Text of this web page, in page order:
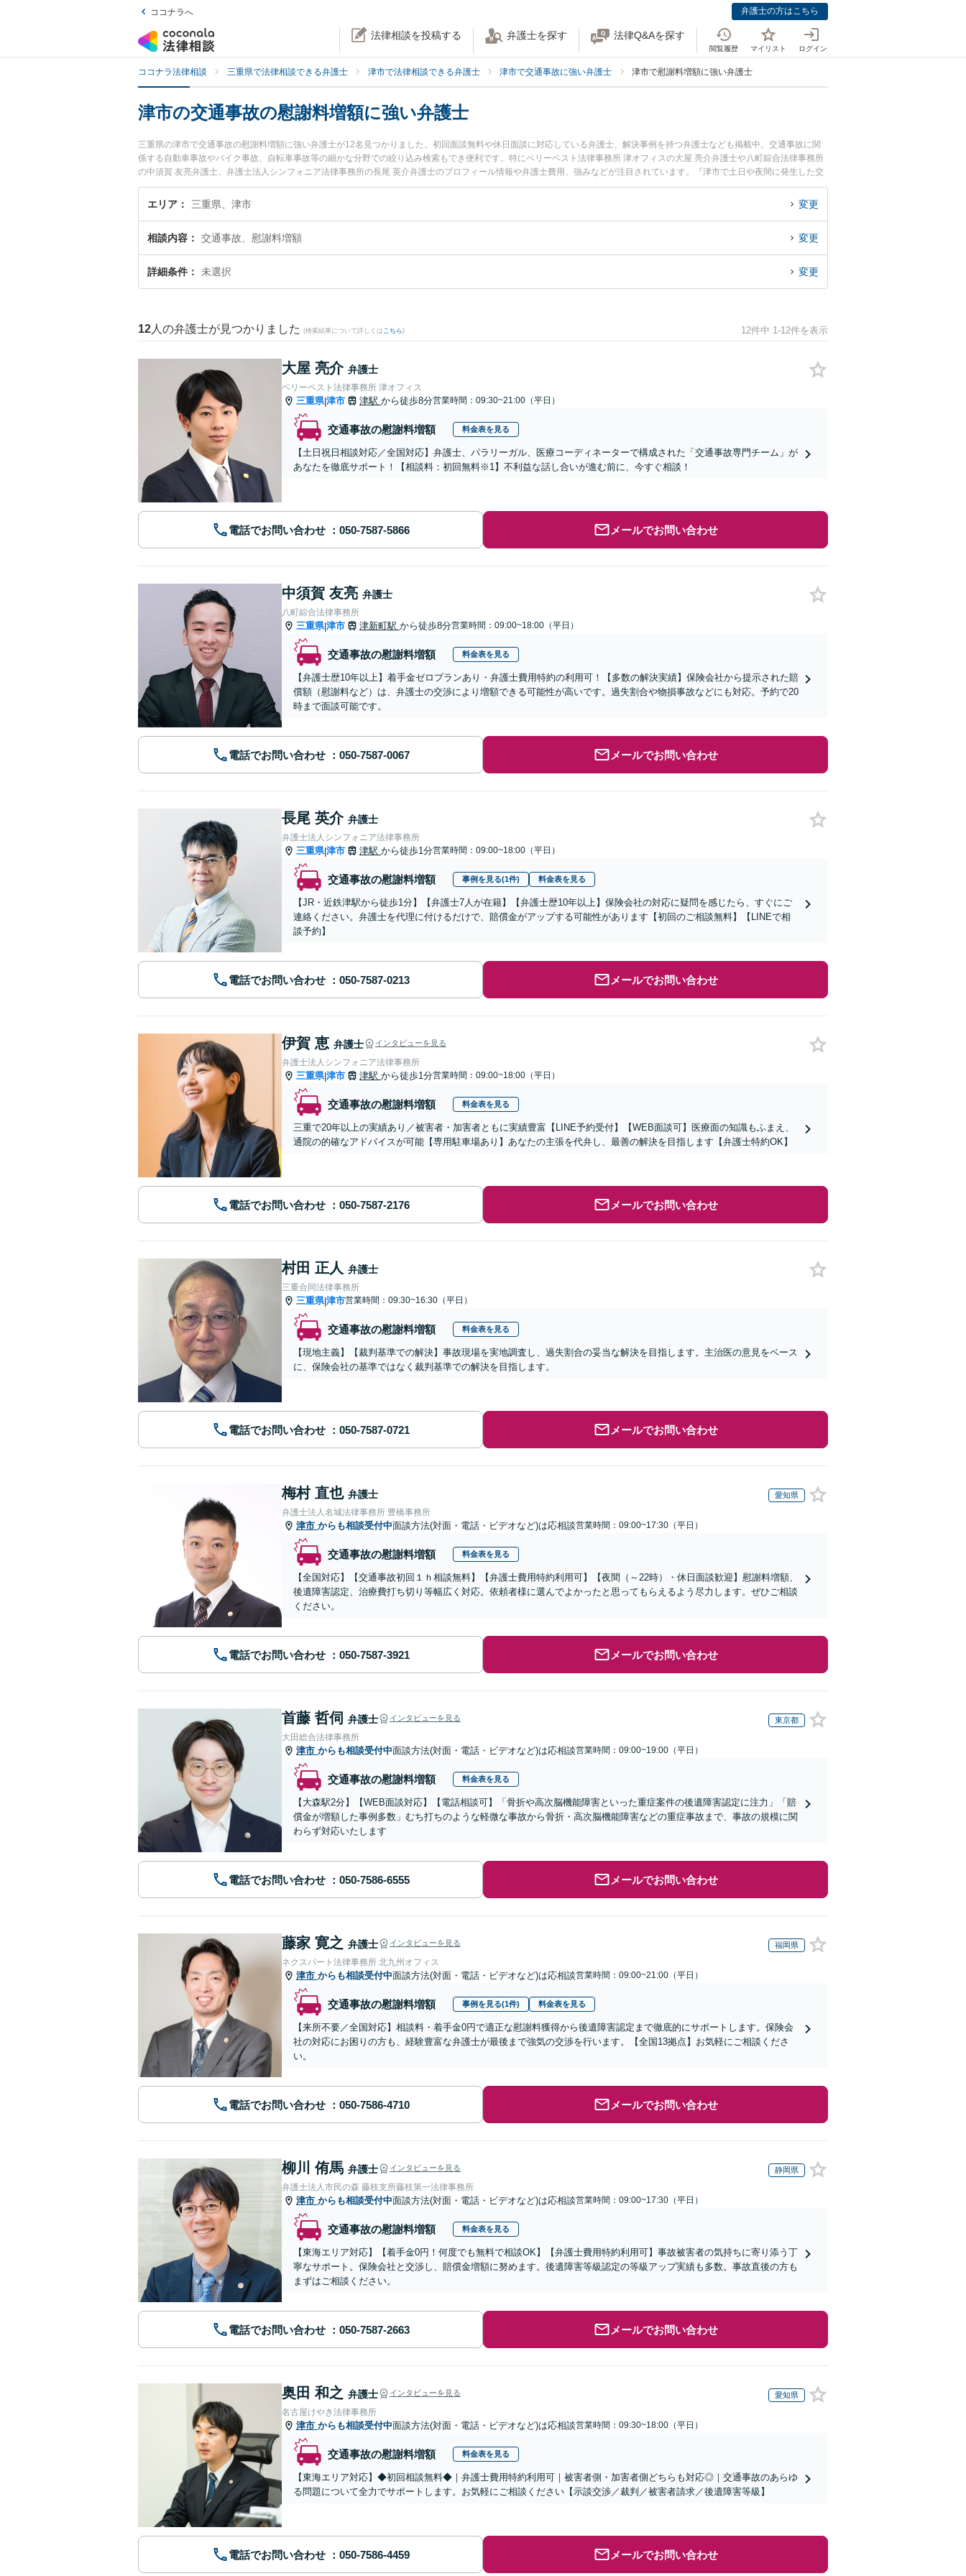
ココナラへ 弁護士の方はこちら
法律相談を投稿する 弁護士を探す 法律Q&Aを探す
閲覧履歴 マイリスト ログイン
ココナラ法律相談 三重県で法律相談できる弁護士 津市で法律相談できる弁護士 津市で交通事故に強い弁護士 津市で慰謝料増額に強い弁護士
津市の交通事故の慰謝料増額に強い弁護士
三重県の津市で交通事故の慰謝料増額に強い弁護士が12名見つかりました。初回面談無料や休日面談に対応している弁護士、解決事例を持つ弁護士なども掲載中。交通事故に関
係する自動車事故やバイク事故、自転車事故等の細かな分野での絞り込み検索もでき便利です。特にベリーベスト法律事務所 津オフィスの大屋 亮介弁護士や八町綜合法律事務所
の中須賀 友亮弁護士、弁護士法人シンフォニア法律事務所の長尾 英介弁護士のプロフィール情報や弁護士費用、強みなどが注目されています。『津市で土日や夜間に発生した交
通事故の慰謝料増額のトラブルを今すぐに弁護士に相談したい』『交通事故の慰謝料増額のトラブル解決の実績豊富な近くの弁護士を検索したい』『初回相談無料で交通事故の慰
謝料増額を法律相談できる津市内の弁護士に相談予約したい』などでお困りの相談者さんにおすすめです。
エリア 三重県、津市 変更
相談内容 交通事故、慰謝料増額 変更
詳細条件 未選択 変更
12 人の弁護士が見つかりました (検索結果について詳しくは こちら) 12件中 1-12件を表示
大屋 亮介 弁護士
ベリーベスト法律事務所 津オフィス
三重県|津市 津駅 から徒歩8分営業時間：09:30~21:00（平日）
交通事故の慰謝料増額 料金表を見る
【土日祝日相談対応／全国対応】弁護士、パラリーガル、医療コーディネーターで構成された「交通事故専門チーム」が
あなたを徹底サポート！【相談料：初回無料※1】不利益な話し合いが進む前に、今すぐ相談！
電話でお問い合わせ メールでお問い合わせ
中須賀 友亮 弁護士
八町綜合法律事務所
三重県|津市 津新町駅 から徒歩8分営業時間：09:00~18:00（平日）
交通事故の慰謝料増額 料金表を見る
【弁護士歴10年以上】着手金ゼロプランあり・弁護士費用特約の利用可！【多数の解決実績】保険会社から提示された賠
償額（慰謝料など）は、弁護士の交渉により増額できる可能性が高いです。過失割合や物損事故などにも対応。予約で20
時まで面談可能です。
電話でお問い合わせ メールでお問い合わせ
長尾 英介 弁護士
弁護士法人シンフォニア法律事務所
三重県|津市 津駅 から徒歩1分営業時間：09:00~18:00（平日）
交通事故の慰謝料増額 事例を見る(1件) 料金表を見る
【JR・近鉄津駅から徒歩1分】【弁護士7人が在籍】【弁護士歴10年以上】保険会社の対応に疑問を感じたら、すぐにご
連絡ください。弁護士を代理に付けるだけで、賠償金がアップする可能性があります【初回のご相談無料】【LINEで相
談予約】
電話でお問い合わせ メールでお問い合わせ
伊賀 恵 弁護士 インタビューを見る
弁護士法人シンフォニア法律事務所
三重県|津市 津駅 から徒歩1分営業時間：09:00~18:00（平日）
交通事故の慰謝料増額 料金表を見る
三重で20年以上の実績あり／被害者・加害者ともに実績豊富【LINE予約受付】【WEB面談可】医療面の知識もふまえ、
通院の的確なアドバイスが可能【専用駐車場あり】あなたの主張を代弁し、最善の解決を目指します【弁護士特約OK】
電話でお問い合わせ メールでお問い合わせ
村田 正人 弁護士
三重合同法律事務所
三重県|津市営業時間：09:30~16:30（平日）
交通事故の慰謝料増額 料金表を見る
【現地主義】【裁判基準での解決】事故現場を実地調査し、過失割合の妥当な解決を目指します。主治医の意見をベース
に、保険会社の基準ではなく裁判基準での解決を目指します。
電話でお問い合わせ メールでお問い合わせ
梅村 直也 弁護士 愛知県
弁護士法人名城法律事務所 豊橋事務所
津市 からも相談受付中面談方法(対面・電話・ビデオなど)は応相談営業時間：09:00~17:30（平日）
交通事故の慰謝料増額 料金表を見る
【全国対応】【交通事故初回１ｈ相談無料】【弁護士費用特約利用可】【夜間（～22時）・休日面談歓迎】慰謝料増額、
後遺障害認定、治療費打ち切り等幅広く対応。依頼者様に選んでよかったと思ってもらえるよう尽力します。ぜひご相談
ください。
電話でお問い合わせ メールでお問い合わせ
首藤 哲伺 弁護士 インタビューを見る 東京都
大田総合法律事務所
津市 からも相談受付中面談方法(対面・電話・ビデオなど)は応相談営業時間：09:00~19:00（平日）
交通事故の慰謝料増額 料金表を見る
【大森駅2分】【WEB面談対応】【電話相談可】「骨折や高次脳機能障害といった重症案件の後遺障害認定に注力」「賠
償金が増額した事例多数」むち打ちのような軽微な事故から骨折・高次脳機能障害などの重症事故まで、事故の規模に関
わらず対応いたします
電話でお問い合わせ メールでお問い合わせ
藤家 寛之 弁護士 インタビューを見る 福岡県
ネクスパート法律事務所 北九州オフィス
津市 からも相談受付中面談方法(対面・電話・ビデオなど)は応相談営業時間：09:00~21:00（平日）
交通事故の慰謝料増額 事例を見る(1件) 料金表を見る
【来所不要／全国対応】相談料・着手金0円で適正な慰謝料獲得から後遺障害認定まで徹底的にサポートします。保険会
社の対応にお困りの方も、経験豊富な弁護士が最後まで強気の交渉を行います。【全国13拠点】お気軽にご相談くださ
い。
電話でお問い合わせ メールでお問い合わせ
柳川 侑馬 弁護士 インタビューを見る 静岡県
弁護士法人市民の森 藤枝支所藤枝第一法律事務所
津市 からも相談受付中面談方法(対面・電話・ビデオなど)は応相談営業時間：09:00~17:30（平日）
交通事故の慰謝料増額 料金表を見る
【東海エリア対応】【着手金0円！何度でも無料で相談OK】【弁護士費用特約利用可】事故被害者の気持ちに寄り添う丁
寧なサポート。保険会社と交渉し、賠償金増額に努めます。後遺障害等級認定の等級アップ実績も多数。事故直後の方も
まずはご相談ください。
電話でお問い合わせ メールでお問い合わせ
奥田 和之 弁護士 インタビューを見る 愛知県
名古屋けやき法律事務所
津市 からも相談受付中面談方法(対面・電話・ビデオなど)は応相談営業時間：09:30~18:00（平日）
交通事故の慰謝料増額 料金表を見る
【東海エリア対応】◆初回相談無料◆｜弁護士費用特約利用可｜被害者側・加害者側どちらも対応◎｜交通事故のあらゆ
る問題について全力でサポートします。お気軽にご相談ください【示談交渉／裁判／被害者請求／後遺障害等級】
電話でお問い合わせ メールでお問い合わせ